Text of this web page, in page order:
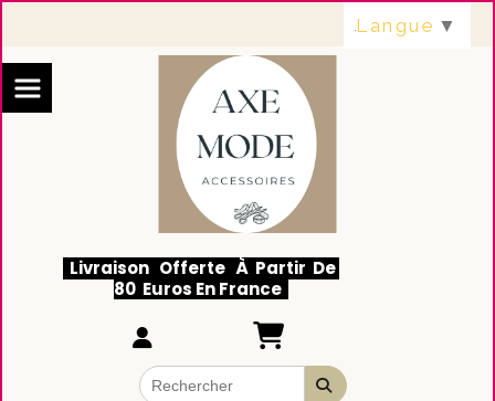
Livraison Offerte À Partir De
80 Euros En France
Langue ▼
Panneau de gestion des cookies